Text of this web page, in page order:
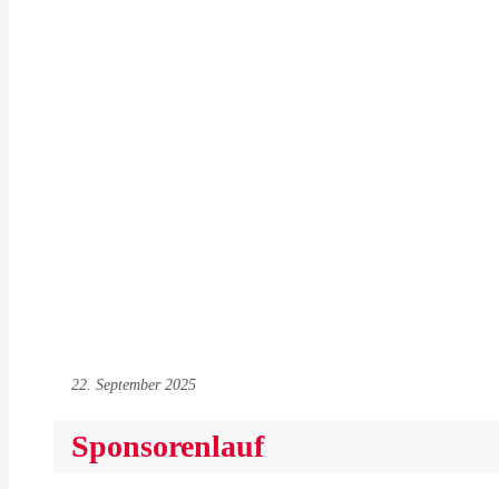
22. September 2025
Sponsorenlauf